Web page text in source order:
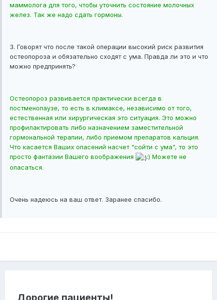
маммолога для того, чтобы уточнить состояние молочных
желез. Так же надо сдать гормоны.
3. Говорят что после такой операции высокий риск развития
остеопороза и обязательно сходят с ума. Правда ли это и что
можно предпринять?
Остеопороз развивается практически всегда в
постменопаузе, то есть в климаксе, независимо от того,
естественная или хирургическая это ситуация. Это можно
профилактировать либо назначением заместительной
гормональной терапии, либо приемом препаратов кальция.
Что касается Ваших опасений насчет "сойти с ума", то это
просто фантазии Вашего воображения
:) Можете не
опасаться.
Очень надеюсь на ваш ответ. Заранее спасибо.
Дорогие пациенты!